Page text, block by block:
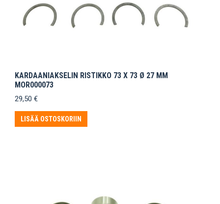
KARDAANIAKSELIN RISTIKKO 73 X 73 Ø 27 MM
MOR000073
29,50 €
LISÄÄ OSTOSKORIIN